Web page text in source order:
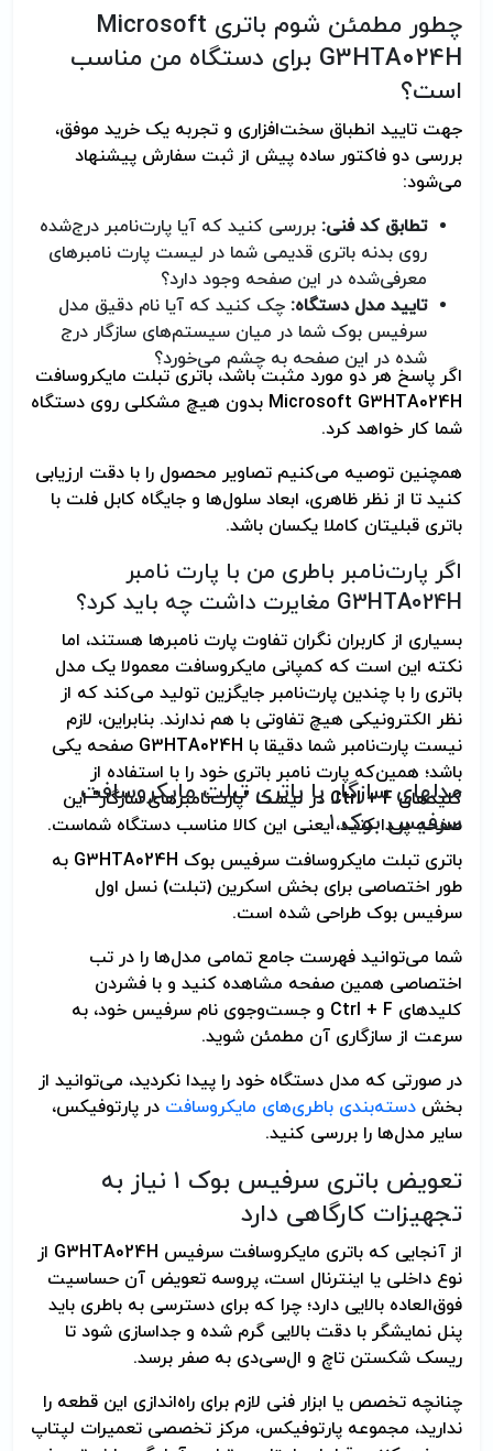
چطور مطمئن شوم باتری Microsoft
G3HTA024H برای دستگاه من مناسب
است؟
جهت تایید انطباق سخت‌افزاری و تجربه یک خرید موفق،
بررسی دو فاکتور ساده پیش از ثبت سفارش پیشنهاد
می‌شود:
تطابق کد فنی: بررسی کنید که آیا پارت‌نامبر درج‌شده
روی بدنه باتری قدیمی شما در لیست پارت نامبرهای
معرفی‌شده در این صفحه وجود دارد؟
تایید مدل دستگاه: چک کنید که آیا نام دقیق مدل
سرفیس بوک شما در میان سیستم‌های سازگار درج
شده در این صفحه به چشم می‌خورد؟
اگر پاسخ هر دو مورد مثبت باشد، باتری تبلت مایکروسافت
Microsoft G3HTA024H بدون هیچ مشکلی روی دستگاه
شما کار خواهد کرد.
همچنین توصیه می‌کنیم تصاویر محصول را با دقت ارزیابی
کنید تا از نظر ظاهری، ابعاد سلول‌ها و جایگاه کابل فلت با
باتری قبلیتان کاملا یکسان باشد.
اگر پارت‌نامبر باطری من با پارت نامبر
G3HTA024H مغایرت داشت چه باید کرد؟
بسیاری از کاربران نگران تفاوت پارت نامبرها هستند، اما
نکته این است که کمپانی مایکروسافت معمولا یک مدل
باتری را با چندین پارت‌نامبر جایگزین تولید می‌کند که از
نظر الکترونیکی هیچ تفاوتی با هم ندارند. بنابراین، لازم
نیست پارت‌نامبر شما دقیقا با G3HTA024H صفحه یکی
باشد؛ همین‌که پارت نامبر باتری خود را با استفاده از
کلیدهای Ctrl + F در لیست "پارت‌نامبرهای سازگار" این
صفحه پیدا کنید، یعنی این کالا مناسب دستگاه شماست.
مدلهای سازگار با باتری تبلت مایکروسافت
سرفیس بوک ۱
باتری تبلت مایکروسافت سرفیس بوک G3HTA024H به
طور اختصاصی برای بخش اسکرین (تبلت) نسل اول
سرفیس بوک طراحی شده است.
شما می‌توانید فهرست جامع تمامی مدل‌ها را در تب
اختصاصی همین صفحه مشاهده کنید و با فشردن
کلیدهای Ctrl + F و جست‌وجوی نام سرفیس خود، به
سرعت از سازگاری آن مطمئن شوید.
در صورتی که مدل دستگاه خود را پیدا نکردید، می‌توانید از
بخش دسته‌بندی باطری‌های مایکروسافت در پارتوفیکس،
سایر مدل‌ها را بررسی کنید.
تعویض باتری سرفیس بوک ۱ نیاز به
تجهیزات کارگاهی دارد
از آنجایی که باتری مایکروسافت سرفیس G3HTA024H از
نوع داخلی یا اینترنال است، پروسه تعویض آن حساسیت
فوق‌العاده بالایی دارد؛ چرا که برای دسترسی به باطری باید
پنل نمایشگر با دقت بالایی گرم شده و جداسازی شود تا
ریسک شکستن تاچ و ال‌سی‌دی به صفر برسد.
چنانچه تخصص یا ابزار فنی لازم برای راه‌اندازی این قطعه را
ندارید، مجموعه پارتوفیکس، مرکز تخصصی تعمیرات لپتاپ